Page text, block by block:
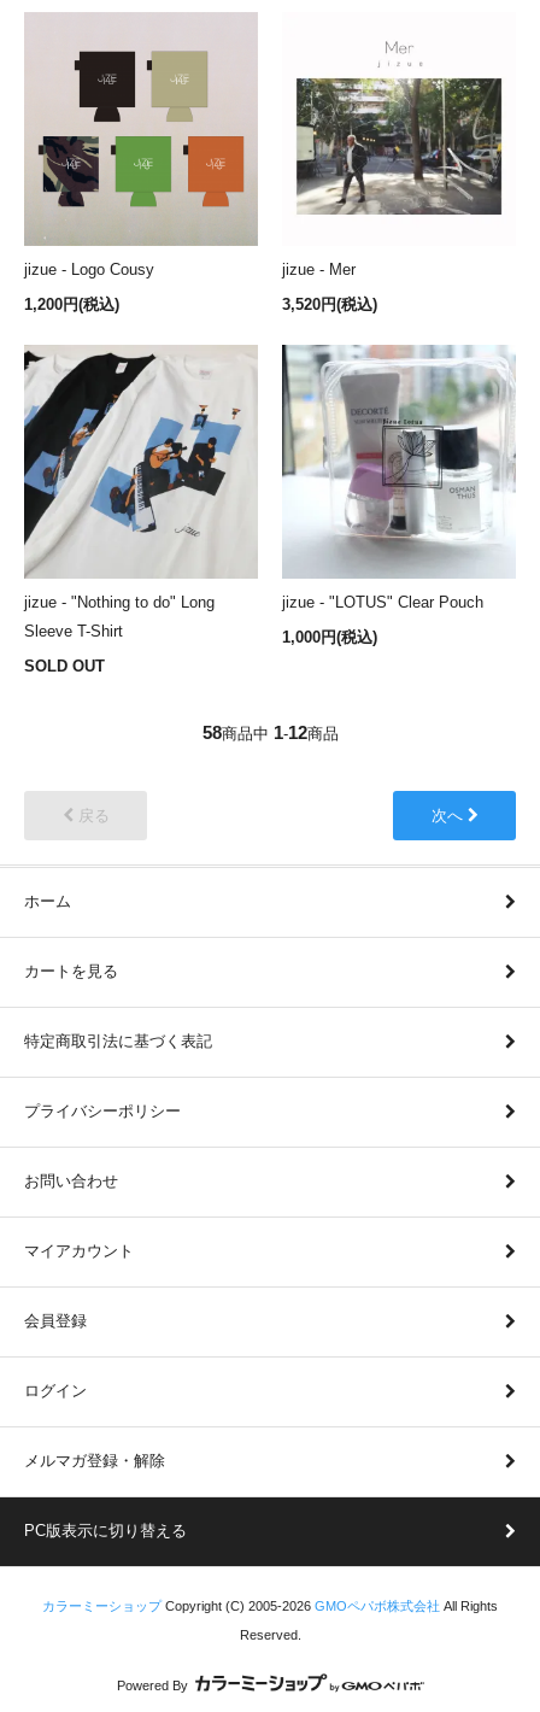
jizue - Logo Cousy
1,200円(税込)
jizue - Mer
3,520円(税込)
jizue - "Nothing to do" Long
Sleeve T-Shirt
SOLD OUT
jizue - "LOTUS" Clear Pouch
1,000円(税込)
58商品中 1-12商品
戻る 次へ
ホーム
カートを見る
特定商取引法に基づく表記
プライバシーポリシー
お問い合わせ
マイアカウント
会員登録
ログイン
メルマガ登録・解除
PC版表示に切り替える
カラーミーショップCopyright (C) 2005-2026 GMOペパボ株式会社 All Rights
Reserved.
Powered By